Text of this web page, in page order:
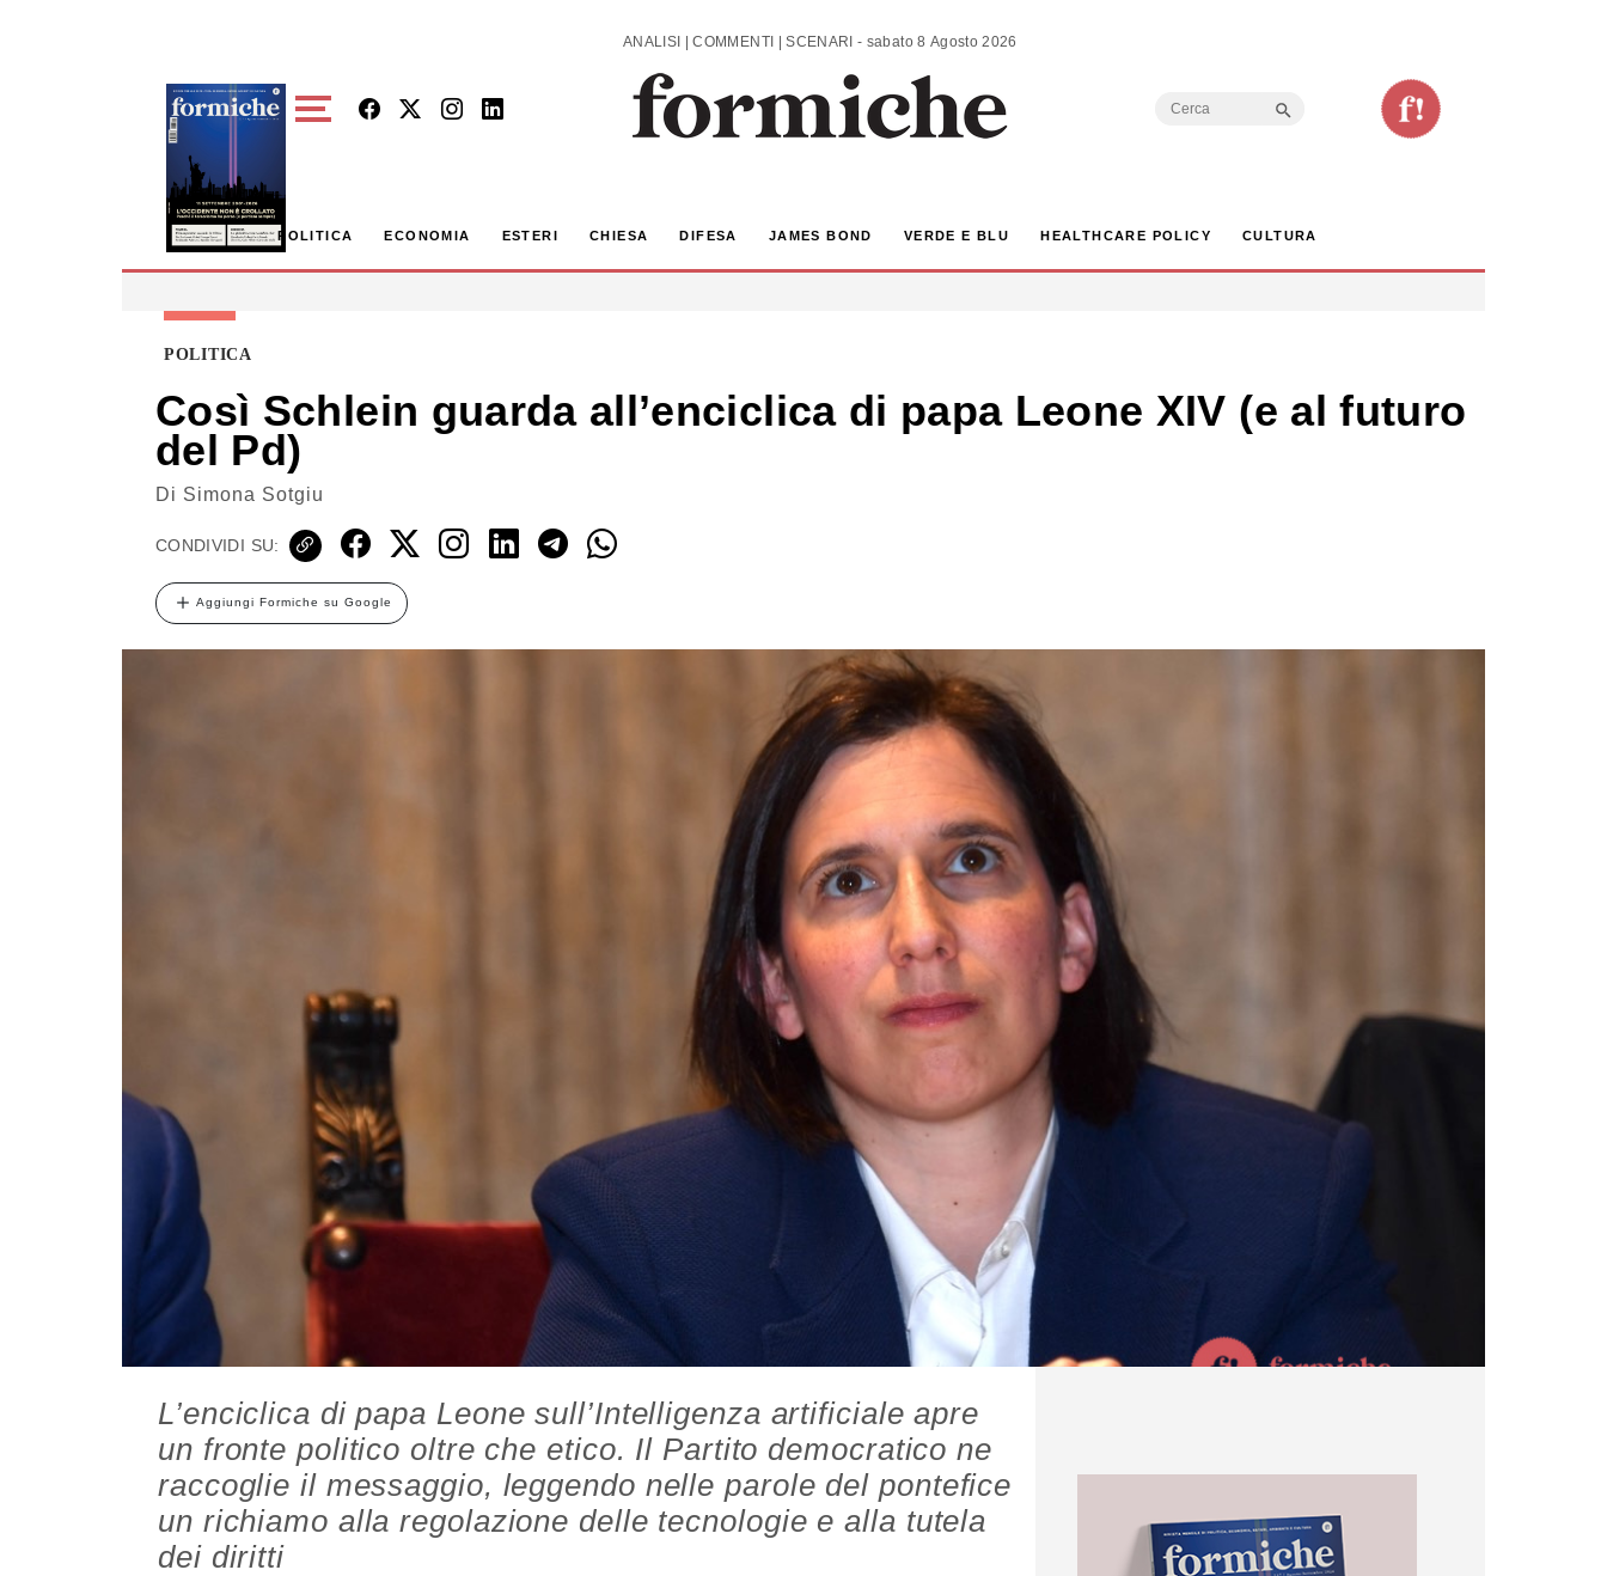
ANALISI | COMMENTI | SCENARI - sabato 8 Agosto 2026
Search
POLITICA ECONOMIA ESTERI CHIESA DIFESA JAMES BOND VERDE E BLU HEALTHCARE POLICY CULTURA
POLITICA
Così Schlein guarda all’enciclica di papa Leone XIV (e al futuro
del Pd)
Di Simona Sotgiu
CONDIVIDI SU:
Aggiungi Formiche su Google
L’enciclica di papa Leone sull’Intelligenza artificiale apre
un fronte politico oltre che etico. Il Partito democratico ne
raccoglie il messaggio, leggendo nelle parole del pontefice
un richiamo alla regolazione delle tecnologie e alla tutela
dei diritti